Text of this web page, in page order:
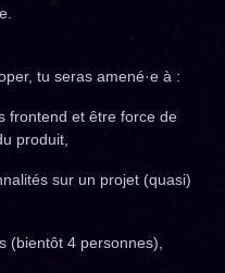
tu seras amené·e à :
frontend et être force de
produit,
sur un projet (quasi)
(bientôt 4 personnes),